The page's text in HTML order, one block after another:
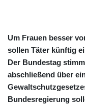
Um Frauen besser
sollen Täter künftig
Der Bundestag
abschließend über
Bundesregierung